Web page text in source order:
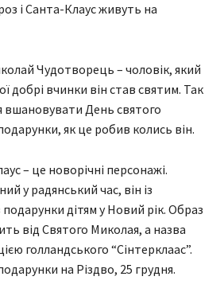
і Санта-Клаус живуть на
Чудотворець – чоловік, який
добрі вчинки він став святим. Так
вшановувати День святого
як це робив колись він.
– це новорічні персонажі.
у радянський час, він із
дітям у Новий рік. Образ
від Святого Миколая, а назва
голландського “Сінтерклаас”.
на Різдво, 25 грудня.